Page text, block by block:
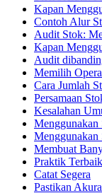
Kapan
Contoh Alur
Audit Stok:
Kapan
Audit
Memilih
Cara Jumlah
Persamaan
Kesalahan
Membuat
Praktik
Catat Segera
Pastikan